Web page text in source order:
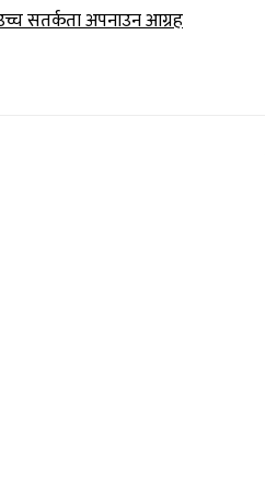
सतर्कता अपनाउन आग्रह